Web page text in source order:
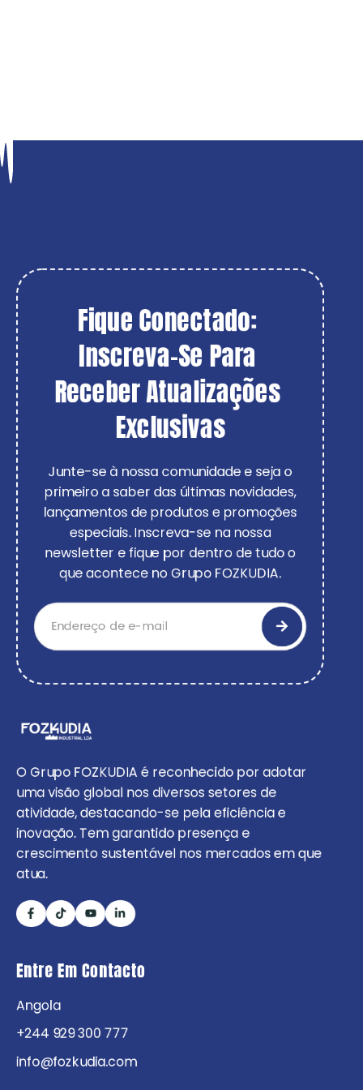
Fique Conectado:
Inscreva-Se Para
Receber Atualizações
Exclusivas
Junte-se à nossa comunidade e seja o
primeiro a saber das últimas novidades,
lançamentos de produtos e promoções
especiais. Inscreva-se na nossa
newsletter e fique por dentro de tudo o
que acontece no Grupo FOZKUDIA.
O Grupo FOZKUDIA é reconhecido por adotar
uma visão global nos diversos setores de
atividade, destacando-se pela eficiência e
inovação. Tem garantido presença e
crescimento sustentável nos mercados em que
atua.
Entre Em Contacto
Angola
+244 929 300 777
info@fozkudia.com